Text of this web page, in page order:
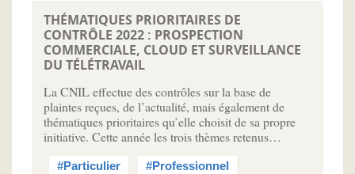
THÉMATIQUES PRIORITAIRES DE
CONTRÔLE 2022 : PROSPECTION
COMMERCIALE, CLOUD ET SURVEILLANCE
DU TÉLÉTRAVAIL
La CNIL effectue des contrôles sur la base de
plaintes reçues, de l’actualité, mais également de
thématiques prioritaires qu’elle choisit de sa propre
initiative. Cette année les trois thèmes retenus…
#Particulier
#Professionnel